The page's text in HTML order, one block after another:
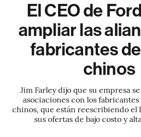
El CEO de
ampliar las
fabricantes
chinos
Jim Farley dijo que su empresa
asociaciones con los
chinos, que están reescribiendo el
sus ofertas de bajo costo y